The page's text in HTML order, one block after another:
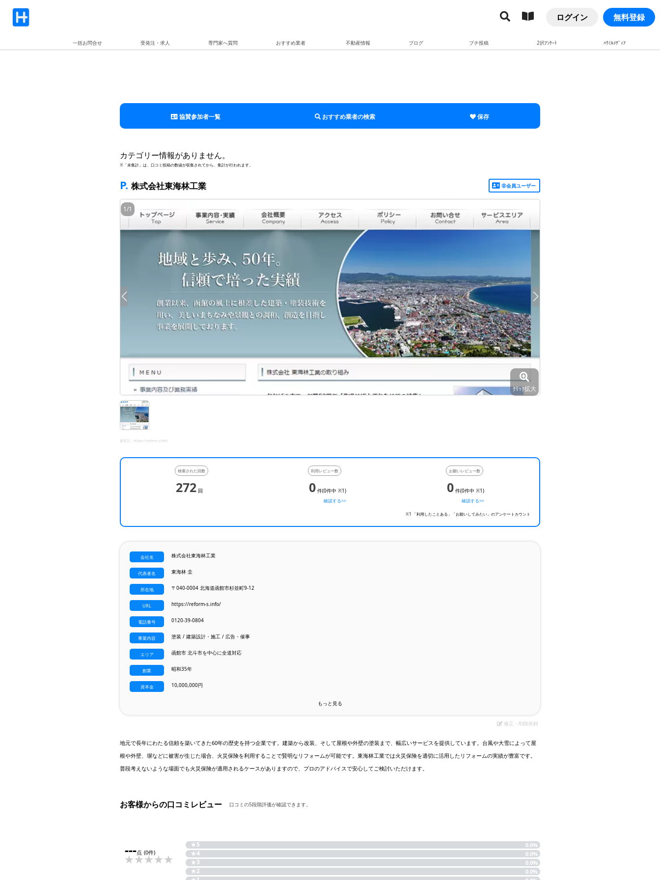
ログイン 無料登録
一括お問合せ 受発注・求人 専門家へ質問 おすすめ業者 不動産情報 ブログ プチ投稿 2択ｱﾝｹｰﾄ ﾊｳﾐﾙﾒﾃﾞｨｱ
協賛参加者一覧 おすすめ業者の検索 保存
カテゴリー情報がありません。
※「未集計」は、口コミ投稿の数値が収集されてから、集計が行われます。
P. 株式会社東海林工業 非会員ユーザー
1/1
ｸﾘｯｸ拡大
参照元： https://reform-s.info/
検索された回数
272 回
利用レビュー数
0 件(0件中 ※1)
確認する>>
お願いレビュー数
0 件(0件中 ※1)
確認する>>
※1 「利用したことある」「お願いしてみたい」のアンケートカウント
会社名 株式会社東海林工業
代表者名 東海林 圭
所在地 〒040-0004 北海道函館市杉並町9-12
URL https://reform-s.info/
電話番号 0120-39-0804
事業内容 塗装 / 建築設計・施工 / 広告・催事
エリア 函館市 北斗市を中心に全道対応
創業 昭和35年
資本金 10,000,000円
もっと見る
修正・削除依頼
地元で長年にわたる信頼を築いてきた60年の歴史を持つ企業です。建築から改装、そして屋根や外壁の塗装まで、幅広いサービスを提供しています。台風や大雪によって屋
根や外壁、塀などに被害が生じた場合、火災保険を利用することで賢明なリフォームが可能です。東海林工業では火災保険を適切に活用したリフォームの実績が豊富です。
普段考えないような場面でも火災保険が適用されるケースがありますので、プロのアドバイスで安心してご検討いただけます。
お客様からの口コミレビュー 口コミの5段階評価が確認できます。
---点 (0件)
★5 0.0%
★4 0.0%
★3 0.0%
★2 0.0%